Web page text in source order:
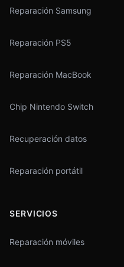
Reparación Samsung
Reparación PS5
Reparación MacBook
Chip Nintendo Switch
Recuperación datos
Reparación portátil
SERVICIOS
Reparación móviles